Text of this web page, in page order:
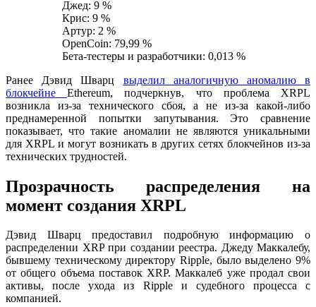
Джед: 9 %
Крис: 9 %
Артур: 2 %
OpenCoin: 79,99 %
Бета-тестеры и разработчики: 0,013 %
Ранее Дэвид Шварц выделил аналогичную аномалию в
блокчейнеEthereum, подчеркнув, что проблема XRPL
возникла из-за технического сбоя, а не из-за какой-либо
преднамеренной попытки запутывания. Это сравнение
показывает, что такие аномалии не являются уникальными
для XRPL и могут возникать в других сетях блокчейнов из-за
технических трудностей.
Прозрачность распределения на
момент создания XRPL
Дэвид Шварц предоставил подробную информацию о
распределении XRP при создании реестра. Джеду Маккалебу,
бывшему техническому директору Ripple, было выделено 9%
от общего объема поставок XRP. Маккалеб уже продал свои
активы, после ухода из Ripple и судебного процесса с
компанией.